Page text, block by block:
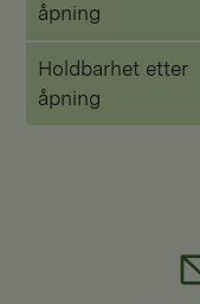
åpning
Holdbarhet etter
åpning